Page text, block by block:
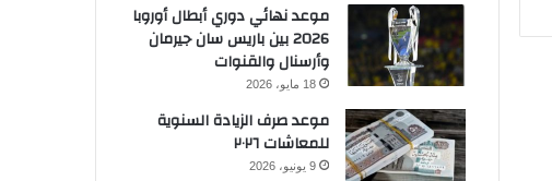
موعد نهائي دوري أبطال أوروبا
2026 بين باريس سان جيرمان
وأرسنال والقنوات
18 مايو، 2026
موعد صرف الزيادة السنوية
للمعاشات ٢٠٢٦
9 يونيو، 2026